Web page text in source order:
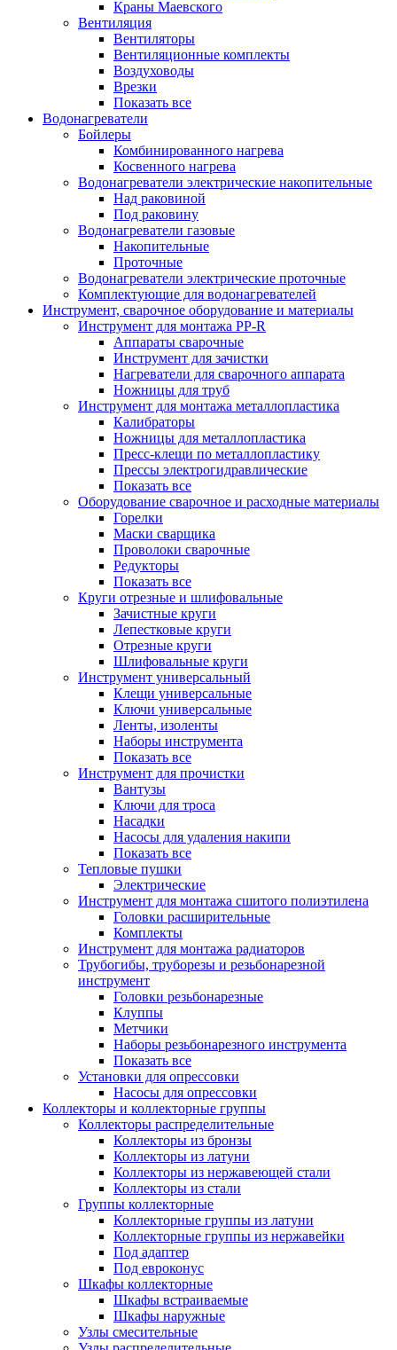
Краны Маевского
Вентиляция
Вентиляторы
Вентиляционные комплекты
Воздуховоды
Врезки
Показать все
Водонагреватели
Бойлеры
Комбинированного нагрева
Косвенного нагрева
Водонагреватели электрические накопительные
Над раковиной
Под раковину
Водонагреватели газовые
Накопительные
Проточные
Водонагреватели электрические проточные
Комплектующие для водонагревателей
Инструмент, сварочное оборудование и материалы
Инструмент для монтажа PP-R
Аппараты сварочные
Инструмент для зачистки
Нагреватели для сварочного аппарата
Ножницы для труб
Инструмент для монтажа металлопластика
Калибраторы
Ножницы для металлопластика
Пресс-клещи по металлопластику
Прессы электрогидравлические
Показать все
Оборудование сварочное и расходные материалы
Горелки
Маски сварщика
Проволоки сварочные
Редукторы
Показать все
Круги отрезные и шлифовальные
Зачистные круги
Лепестковые круги
Отрезные круги
Шлифовальные круги
Инструмент универсальный
Клещи универсальные
Ключи универсальные
Ленты, изоленты
Наборы инструмента
Показать все
Инструмент для прочистки
Вантузы
Ключи для троса
Насадки
Насосы для удаления накипи
Показать все
Тепловые пушки
Электрические
Инструмент для монтажа сшитого полиэтилена
Головки расширительные
Комплекты
Инструмент для монтажа радиаторов
Трубогибы, труборезы и резьбонарезной
инструмент
Головки резьбонарезные
Клуппы
Метчики
Наборы резьбонарезного инструмента
Показать все
Установки для опрессовки
Насосы для опрессовки
Коллекторы и коллекторные группы
Коллекторы распределительные
Коллекторы из бронзы
Коллекторы из латуни
Коллекторы из нержавеющей стали
Коллекторы из стали
Группы коллекторные
Коллекторные группы из латуни
Коллекторные группы из нержавейки
Под адаптер
Под евроконус
Шкафы коллекторные
Шкафы встраиваемые
Шкафы наружные
Узлы смесительные